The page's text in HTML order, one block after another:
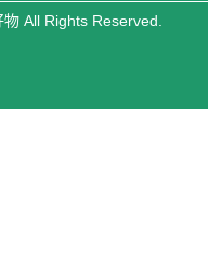
All Rights Reserved.